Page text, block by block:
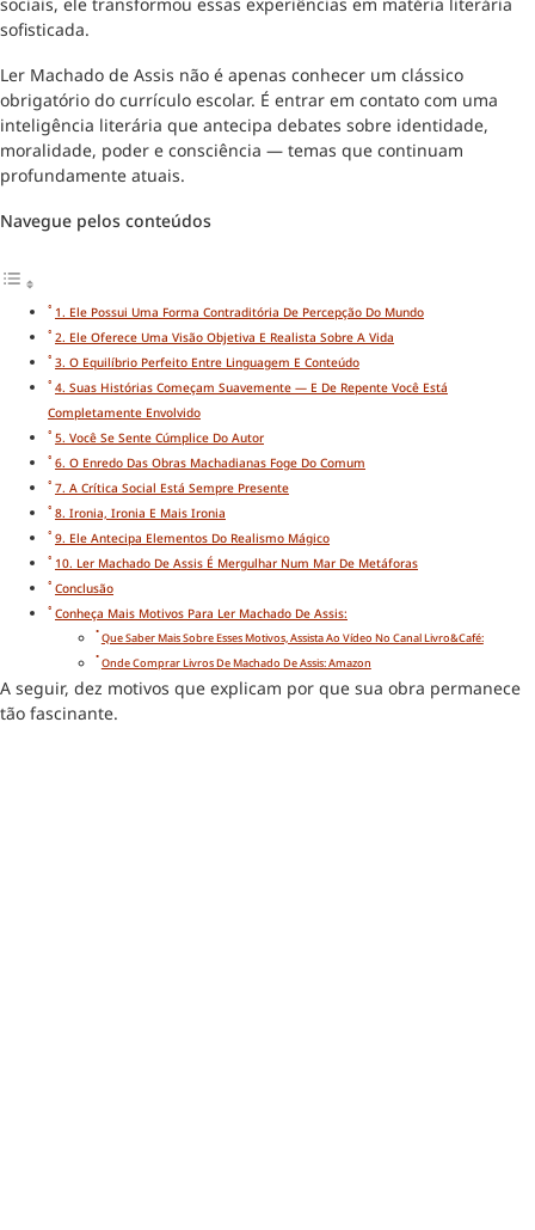
sofisticada.
Ler Machado de Assis não é apenas conhecer um clássico
obrigatório do currículo escolar. É entrar em contato com uma
inteligência literária que antecipa debates sobre identidade,
moralidade, poder e consciência — temas que continuam
profundamente atuais.
Navegue pelos conteúdos
1. Ele Possui Uma Forma Contraditória De Percepção Do Mundo
2. Ele Oferece Uma Visão Objetiva E Realista Sobre A Vida
3. O Equilíbrio Perfeito Entre Linguagem E Conteúdo
4. Suas Histórias Começam Suavemente — E De Repente Você Está
Completamente Envolvido
5. Você Se Sente Cúmplice Do Autor
6. O Enredo Das Obras Machadianas Foge Do Comum
7. A Crítica Social Está Sempre Presente
8. Ironia, Ironia E Mais Ironia
9. Ele Antecipa Elementos Do Realismo Mágico
10. Ler Machado De Assis É Mergulhar Num Mar De Metáforas
Conclusão
Conheça Mais Motivos Para Ler Machado De Assis:
Que Saber Mais Sobre Esses Motivos, Assista Ao Vídeo No Canal Livro&Café:
Onde Comprar Livros De Machado De Assis: Amazon
A seguir, dez motivos que explicam por que sua obra permanece
tão fascinante.